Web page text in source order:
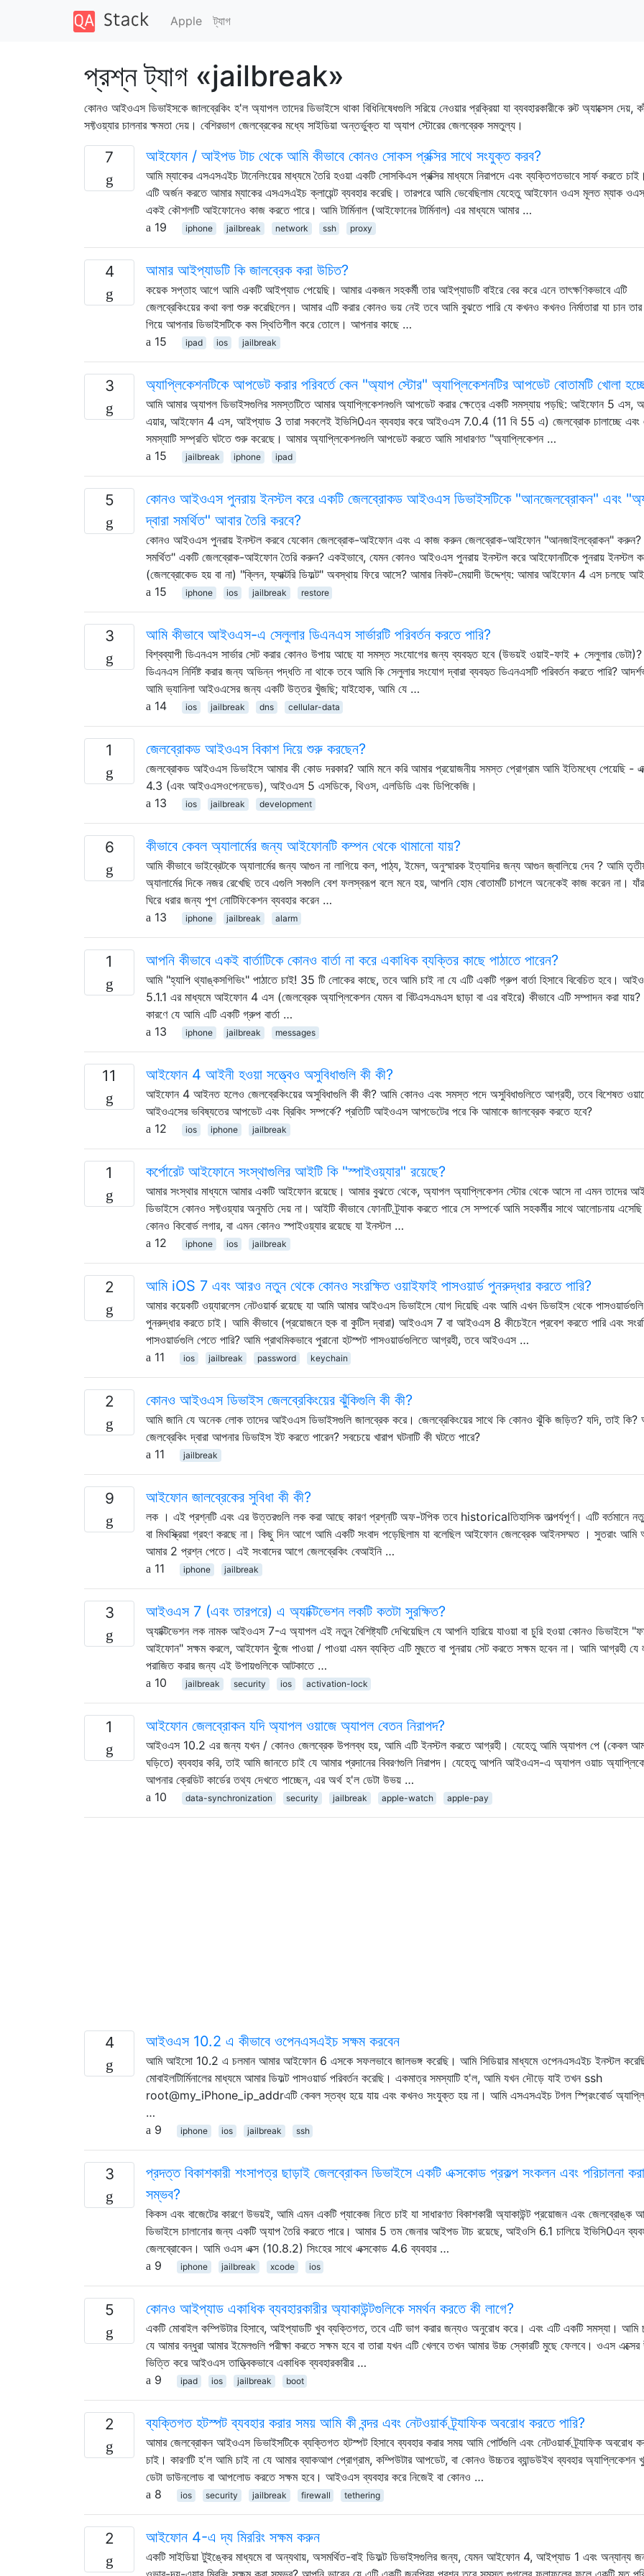
Apple ট্যাগ
প্রশ্ন ট্যাগ «jailbreak»
কোনও আইওএস ডিভাইসকে জালব্রেকিং হ'ল অ্যাপল তাদের ডিভাইসে থাকা বিধিনিষেধগুলি সরিয়ে নেওয়ার প্রক্রিয়া যা ব্যবহারকারীকে রুট অ্যাক্সেস দেয়,
সফ্টওয়্যার চালনার ক্ষমতা দেয়। বেশিরভাগ জেলব্রেকের মধ্যে সাইডিয়া অন্তর্ভুক্ত যা অ্যাপ স্টোরের জেলব্রেক সমতুল্য।
7 আইফোন / আইপড টাচ থেকে আমি কীভাবে কোনও সোকস প্রক্সির সাথে সংযুক্ত করব?
আমি ম্যাকের এসএসএইচ টানেলিংয়ের মাধ্যমে তৈরি হওয়া একটি সোসকিএস প্রক্সির মাধ্যমে নিরাপদে এবং ব্যক্তিগতভাবে সার্ফ করতে
এটি অর্জন করতে আমার ম্যাকের এসএসএইচ ক্লায়েন্ট ব্যবহার করেছি। তারপরে আমি ভেবেছিলাম যেহেতু আইফোন ওএস মূলত ম্যাক
একই কৌশলটি আইফোনেও কাজ করতে পারে। আমি টার্মিনাল (আইফোনের টার্মিনাল) এর মাধ্যমে আমার …
19
iphone jailbreak network ssh proxy
4 আমার আইপ্যাডটি কি জালব্রেক করা উচিত?
কয়েক সপ্তাহ আগে আমি একটি আইপ্যাড পেয়েছি। আমার একজন সহকর্মী তার আইপ্যাডটি বাইরে বের করে এনে তাৎক্ষণিকভাবে এটি
জেলব্রেকিংয়ের কথা বলা শুরু করেছিলেন। আমার এটি করার কোনও ভয় নেই তবে আমি বুঝতে পারি যে কখনও কখনও নির্মাতারা যা চান তার
গিয়ে আপনার ডিভাইসটিকে কম স্থিতিশীল করে তোলে। আপনার কাছে …
15
ipad ios jailbreak
3 অ্যাপ্লিকেশনটিকে আপডেট করার পরিবর্তে কেন "অ্যাপ স্টোর" অ্যাপ্লিকেশনটির আপডেট বোতামটি খোলা
আমি আমার অ্যাপল ডিভাইসগুলির সমস্তটিতে আমার অ্যাপ্লিকেশনগুলি আপডেট করার ক্ষেত্রে একটি সমস্যায় পড়ছি: আইফোন 5 এস,
এয়ার, আইফোন 4 এস, আইপ্যাড 3 তারা সকলেই ইভিসি0এন ব্যবহার করে আইওএস 7.0.4 (11 বি 55 এ) জেলব্রোক চালাচ্ছে
সমস্যাটি সম্প্রতি ঘটতে শুরু করেছে। আমার অ্যাপ্লিকেশনগুলি আপডেট করতে আমি সাধারণত "অ্যাপ্লিকেশন …
15
jailbreak iphone ipad
5
কোনও আইওএস পুনরায় ইনস্টল করে একটি জেলব্রোকড আইওএস ডিভাইসটিকে "আনজেলব্রোকন" এবং
দ্বারা সমর্থিত" আবার তৈরি করবে?
কোনও আইওএস পুনরায় ইনস্টল করবে যেকোন জেলব্রোক-আইফোন এবং এ কাজ করুন জেলব্রোক-আইফোন "আনজাইলব্রোকন" করুন?
সমর্থিত" একটি জেলব্রোক-আইফোন তৈরি করুন? একইভাবে, যেমন কোনও আইওএস পুনরায় ইনস্টল করে আইফোনটিকে পুনরায় ইনস্টল
(জেলব্রোকেড হয় বা না) "ক্লিন, ফ্যাক্টরি ডিফল্ট" অবস্থায় ফিরে আসে? আমার নিকট-মেয়াদী উদ্দেশ্য: আমার আইফোন 4 এস চলছে
15
iphone ios jailbreak restore
3 আমি কীভাবে আইওএস-এ সেলুলার ডিএনএস সার্ভারটি পরিবর্তন করতে পারি?
বিশ্বব্যাপী ডিএনএস সার্ভার সেট করার কোনও উপায় আছে যা সমস্ত সংযোগের জন্য ব্যবহৃত হবে (উভয়ই ওয়াই-ফাই + সেলুলার ডেটা)?
ডিএনএস নির্দিষ্ট করার জন্য অভিন্ন পদ্ধতি না থাকে তবে আমি কি সেলুলার সংযোগ দ্বারা ব্যবহৃত ডিএনএসটি পরিবর্তন করতে পারি?
আমি ভ্যানিলা আইওএসের জন্য একটি উত্তর খুঁজছি; যাইহোক, আমি যে …
14
ios jailbreak dns cellular-data
1 জেলব্রোকড আইওএস বিকাশ দিয়ে শুরু করছেন?
জেলব্রোকড আইওএস ডিভাইসে আমার কী কোড দরকার? আমি মনে করি আমার প্রয়োজনীয় সমস্ত প্রোগ্রাম আমি ইতিমধ্যে পেয়েছি -
4.3 (এবং আইওএসওপেনডেভ), আইওএস 5 এসডিকে, থিওস, এলডিডি এবং ডিপিকেজি।
13
ios jailbreak development
6 কীভাবে কেবল অ্যালার্মের জন্য আইফোনটি কম্পন থেকে থামানো যায়?
আমি কীভাবে ভাইব্রেটকে অ্যালার্মের জন্য আগুন না লাগিয়ে কল, পাঠ্য, ইমেল, অনুস্মারক ইত্যাদির জন্য আগুন জ্বালিয়ে দেব ? আমি
অ্যালার্মের দিকে নজর রেখেছি তবে এগুলি সবগুলি বেশ ফলস্বরূপ বলে মনে হয়, আপনি হোম বোতামটি চাপলে অনেকেই কাজ করেন না।
ঘিরে ধরার জন্য পুশ নোটিফিকেশন ব্যবহার করেন …
13
iphone jailbreak alarm
1 আপনি কীভাবে একই বার্তাটিকে কোনও বার্তা না করে একাধিক ব্যক্তির কাছে পাঠাতে পারেন?
আমি "হ্যাপি থ্যাঙ্কসগিভিং" পাঠাতে চাই! 35 টি লোকের কাছে, তবে আমি চাই না যে এটি একটি গ্রুপ বার্তা হিসাবে বিবেচিত হবে।
5.1.1 এর মাধ্যমে আইফোন 4 এস (জেলব্রেক অ্যাপ্লিকেশন যেমন বা বিটএসএমএস ছাড়া বা এর বাইরে) কীভাবে এটি সম্পাদন করা যায়?
কারণে যে আমি এটি একটি গ্রুপ বার্তা …
13
iphone jailbreak messages
11 আইফোন 4 আইনী হওয়া সত্ত্বেও অসুবিধাগুলি কী কী?
আইফোন 4 আইনত হলেও জেলব্রেকিংয়ের অসুবিধাগুলি কী কী? আমি কোনও এবং সমস্ত পদে অসুবিধাগুলিতে আগ্রহী, তবে বিশেষত
আইওএসের ভবিষ্যতের আপডেট এবং ব্রিকিং সম্পর্কে? প্রতিটি আইওএস আপডেটের পরে কি আমাকে জালব্রেক করতে হবে?
12
ios iphone jailbreak
1 কর্পোরেট আইফোনে সংস্থাগুলির আইটি কি "স্পাইওয়্যার" রয়েছে?
আমার সংস্থার মাধ্যমে আমার একটি আইফোন রয়েছে। আমার বুঝতে থেকে, অ্যাপল অ্যাপ্লিকেশন স্টোর থেকে আসে না এমন তাদের
ডিভাইসে কোনও সফ্টওয়্যার অনুমতি দেয় না। আইটি কীভাবে ফোনটি ট্র্যাক করতে পারে সে সম্পর্কে আমি সহকর্মীর সাথে আলোচনায়
কোনও কিবোর্ড লগার, বা এমন কোনও স্পাইওয়্যার রয়েছে যা ইনস্টল …
12
iphone ios jailbreak
2 আমি iOS 7 এবং আরও নতুন থেকে কোনও সংরক্ষিত ওয়াইফাই পাসওয়ার্ড পুনরুদ্ধার করতে পারি?
আমার কয়েকটি ওয়্যারলেস নেটওয়ার্ক রয়েছে যা আমি আমার আইওএস ডিভাইসে যোগ দিয়েছি এবং আমি এখন ডিভাইস থেকে পাসওয়ার্ডগুলি
পুনরুদ্ধার করতে চাই। আমি কীভাবে (প্রয়োজনে হুক বা কুটিল দ্বারা) আইওএস 7 বা আইওএস 8 কীচেইনে প্রবেশ করতে পারি এবং
পাসওয়ার্ডগুলি পেতে পারি? আমি প্রাথমিকভাবে পুরানো হটস্পট পাসওয়ার্ডগুলিতে আগ্রহী, তবে আইওএস …
11
ios jailbreak password keychain
2 কোনও আইওএস ডিভাইস জেলব্রেকিংয়ের ঝুঁকিগুলি কী কী?
আমি জানি যে অনেক লোক তাদের আইওএস ডিভাইসগুলি জালব্রেক করে। জেলব্রেকিংয়ের সাথে কি কোনও ঝুঁকি জড়িত? যদি, তাই কি?
জেলব্রেকিং দ্বারা আপনার ডিভাইস ইট করতে পারেন? সবচেয়ে খারাপ ঘটনাটি কী ঘটতে পারে?
11
jailbreak
9 আইফোন জালব্রেকের সুবিধা কী কী?
লক । এই প্রশ্নটি এবং এর উত্তরগুলি লক করা আছে কারণ প্রশ্নটি অফ-টপিক তবে historicalতিহাসিক তাত্পর্যপূর্ণ। এটি বর্তমানে
বা মিথস্ক্রিয়া গ্রহণ করছে না। কিছু দিন আগে আমি একটি সংবাদ পড়েছিলাম যা বলেছিল আইফোন জেলব্রেক আইনসম্মত । সুতরাং আমি
আমার 2 প্রশ্ন পেতে। এই সংবাদের আগে জেলব্রেকিং বেআইনি …
11
iphone jailbreak
3 আইওএস 7 (এবং তারপরে) এ অ্যাক্টিভেশন লকটি কতটা সুরক্ষিত?
অ্যাক্টিভেশন লক নামক আইওএস 7-এ অ্যাপল এই নতুন বৈশিষ্ট্যটি দেখিয়েছিল যে আপনি হারিয়ে যাওয়া বা চুরি হওয়া কোনও ডিভাইসে
আইফোন" সক্ষম করলে, আইফোন খুঁজে পাওয়া / পাওয়া এমন ব্যক্তি এটি মুছতে বা পুনরায় সেট করতে সক্ষম হবেন না। আমি আগ্রহী যে
পরাজিত করার জন্য এই উপায়গুলিকে আটকাতে …
10
jailbreak security ios activation-lock
1 আইফোন জেলব্রোকন যদি অ্যাপল ওয়াজে অ্যাপল বেতন নিরাপদ?
আইওএস 10.2 এর জন্য যখন / কোনও জেলব্রেক উপলব্ধ হয়, আমি এটি ইনস্টল করতে আগ্রহী। যেহেতু আমি অ্যাপল পে (কেবল
ঘড়িতে) ব্যবহার করি, তাই আমি জানতে চাই যে আমার প্রদানের বিবরণগুলি নিরাপদ। যেহেতু আপনি আইওএস-এ অ্যাপল ওয়াচ
আপনার ক্রেডিট কার্ডের তথ্য দেখতে পাচ্ছেন, এর অর্থ হ'ল ডেটা উভয় …
10
data-synchronization security jailbreak apple-watch apple-pay
4 আইওএস 10.2 এ কীভাবে ওপেনএসএইচ সক্ষম করবেন
আমি আইসো 10.2 এ চলমান আমার আইফোন 6 এসকে সফলভাবে জালভঙ্গ করেছি। আমি সিডিয়ার মাধ্যমে ওপেনএসএইচ ইনস্টল
মোবাইলটিার্মিনালের মাধ্যমে আমার ডিফল্ট পাসওয়ার্ড পরিবর্তন করেছি। একমাত্র সমস্যাটি হ'ল, আমি যখন দৌড়ে যাই তখন ssh
root@my_iPhone_ip_addrএটি কেবল স্তব্ধ হয়ে যায় এবং কখনও সংযুক্ত হয় না। আমি এসএসএইচ টগল স্প্রিংবোর্ড
…
9
iphone ios jailbreak ssh
3
প্রদত্ত বিকাশকারী শংসাপত্র ছাড়াই জেলব্রোকন ডিভাইসে একটি এক্সকোড প্রকল্প সংকলন এবং পরিচালনা করা
সম্ভব?
কিকস এবং বাজেটের কারণে উভয়ই, আমি এমন একটি প্যাকেজ নিতে চাই যা সাধারণত বিকাশকারী অ্যাকাউন্ট প্রয়োজন এবং
ডিভাইসে চালানোর জন্য একটি অ্যাপ তৈরি করতে পারে। আমার 5 তম জেনার আইপড টাচ রয়েছে, আইওসি 6.1 চালিয়ে ইভিসি0এন
জেলব্রোকেন। আমি ওএস এক্স (10.8.2) সিংহের সাথে এক্সকোড 4.6 ব্যবহার …
9
iphone jailbreak xcode ios
5 কোনও আইপ্যাড একাধিক ব্যবহারকারীর অ্যাকাউন্টগুলিকে সমর্থন করতে কী লাগে?
একটি মোবাইল কম্পিউটার হিসাবে, আইপ্যাডটি খুব ব্যক্তিগত, তবে এটি ভাগ করার জন্যও অনুরোধ করে। এবং এটি একটি সমস্যা। আমি
যে আমার বন্ধুরা আমার ইমেলগুলি পরীক্ষা করতে সক্ষম হবে বা তারা যখন এটি খেলবে তখন আমার উচ্চ স্কোরটি মুছে ফেলবে। ওএস
ভিত্তি করে আইওএস তাত্ত্বিকভাবে একাধিক ব্যবহারকারীর …
9
ipad ios jailbreak boot
2 ব্যক্তিগত হটস্পট ব্যবহার করার সময় আমি কী বন্দর এবং নেটওয়ার্ক ট্র্যাফিক অবরোধ করতে পারি?
আমার জেলব্রোকন আইওএস ডিভাইসটিকে ব্যক্তিগত হটস্পট হিসাবে ব্যবহার করার সময় আমি পোর্টগুলি এবং নেটওয়ার্ক ট্র্যাফিক অবরোধ
চাই। কারণটি হ'ল আমি চাই না যে আমার ব্যাকআপ প্রোগ্রাম, কম্পিউটার আপডেট, বা কোনও উচ্চতর ব্যান্ডউইথ ব্যবহার অ্যাপ্লিকেশন
ডেটা ডাউনলোড বা আপলোড করতে সক্ষম হবে। আইওএস ব্যবহার করে নিজেই বা কোনও …
8
ios security jailbreak firewall tethering
2 আইফোন 4-এ দ্য মিররিং সক্ষম করুন
একটি সাইডিয়া টুইঙ্কের মাধ্যমে বা অন্যথায়, অসমর্থিত-বাই ডিফল্ট ডিভাইসগুলির জন্য, যেমন আইফোন 4, আইপ্যাড 1 এবং অন্যান্য